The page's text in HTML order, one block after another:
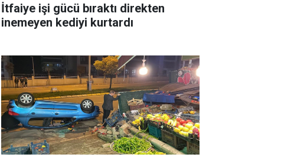
İtfaiye işi gücü bıraktı direkten
inemeyen kediyi kurtardı